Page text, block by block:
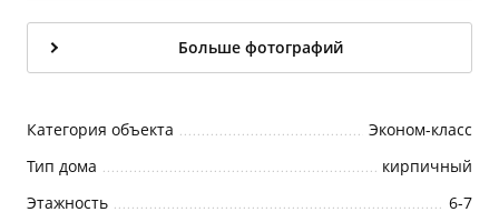
Больше фотографий
Категория объекта
Эконом-класс
Тип дома
кирпичный
Этажность
6-7